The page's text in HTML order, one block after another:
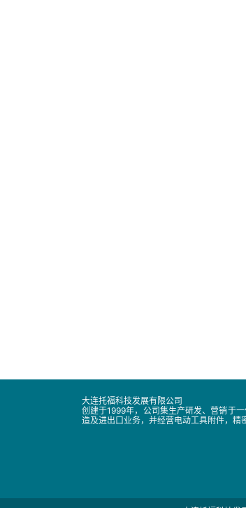
大连托福科技发展有限公司
创建于1999年，公司集生产研发、营销于
造及进出口业务，并经营电动工具附件，精